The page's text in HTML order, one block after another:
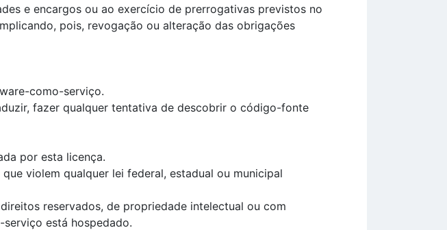
e encargos ou ao exercício de prerrogativas previstos no
pois, revogação ou alteração das obrigações
como-serviço.
fazer qualquer tentativa de descobrir o código-fonte
por esta licença.
violem qualquer lei federal, estadual ou municipal
reservados, de propriedade intelectual ou com
está hospedado.